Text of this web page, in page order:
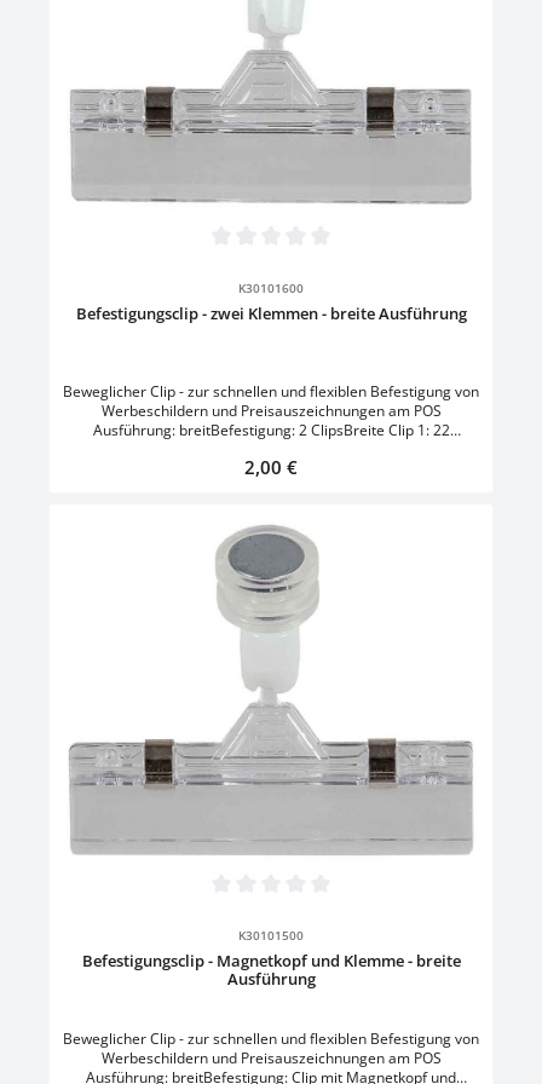
K30101600
Befestigungsclip - zwei Klemmen - breite Ausführung
Beweglicher Clip - zur schnellen und flexiblen Befestigung von
Werbeschildern und Preisauszeichnungen am POS
Ausführung: breitBefestigung: 2 ClipsBreite Clip 1: 22
Regulärer Preis:
2,00 €
K30101500
Befestigungsclip - Magnetkopf und Klemme - breite
Ausführung
Beweglicher Clip - zur schnellen und flexiblen Befestigung von
Werbeschildern und Preisauszeichnungen am POS
Ausführung: breitBefestigung: Clip mit Magnetkopf und